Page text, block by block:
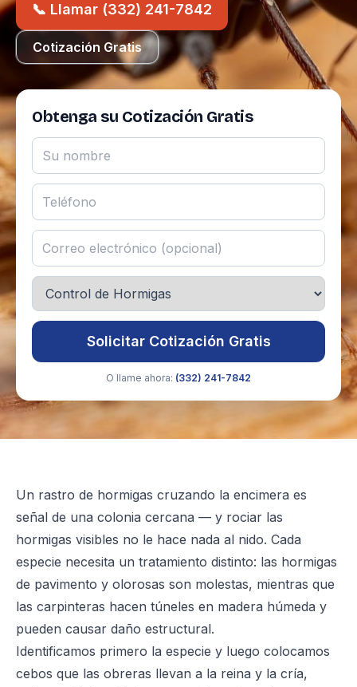
📞 Llamar (332) 241-7842
Cotización Gratis
Obtenga su Cotización Gratis
Solicitar Cotización Gratis
O llame ahora: (332) 241-7842
Un rastro de hormigas cruzando la encimera es
señal de una colonia cercana — y rociar las
hormigas visibles no le hace nada al nido. Cada
especie necesita un tratamiento distinto: las hormigas
de pavimento y olorosas son molestas, mientras que
las carpinteras hacen túneles en madera húmeda y
pueden causar daño estructural.
Identificamos primero la especie y luego colocamos
cebos que las obreras llevan a la reina y la cría,